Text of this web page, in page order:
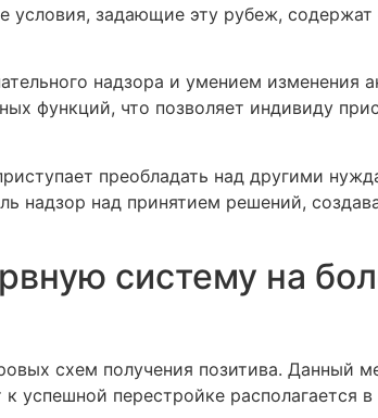
задающие эту рубеж, содержат
надзора и умением изменения
функций, что позволяет индивиду
преобладать над другими
надзор над принятием решений,
систему на
схем получения позитива. Данный
успешной перестройке располагается